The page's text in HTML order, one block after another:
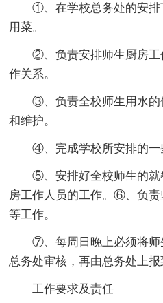
①、在学校总务处的安排
用菜。
②、负责安排师生厨房工
作关系。
③、负责全校师生用水的
和维护。
④、完成学校所安排的一
⑤、安排好全校师生的就
房工作人员的工作。⑥、负
等工作。
⑦、每周日晚上必须将师
总务处审核，再由总务处上报
工作要求及责任